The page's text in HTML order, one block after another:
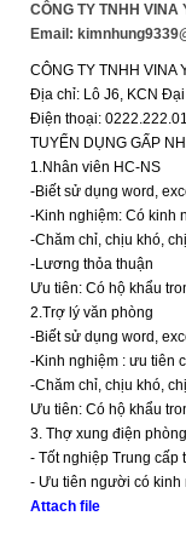
CÔNG TY TNHH
Email:
CÔNG TY TNHH VINA
Địa chỉ: Lô J6, KCN
Điện thoại:
TUYỂN DỤNG GẤP
1.Nhân viên HC-NS
-Biết sử dụng word,
-Kinh nghiệm: Có kinh
-Chăm chỉ, chịu khó,
-Lương thỏa thuận
Ưu tiên: Có hộ khẩu
2.Trợ lý văn phòng
-Biết sử dụng word,
-Kinh nghiệm : ưu tiên
-Chăm chỉ, chịu khó,
Ưu tiên: Có hộ khẩu
3. Thợ xung điện
- Tốt nghiệp Trung cấp
- Ưu tiên người có kinh
Attach file